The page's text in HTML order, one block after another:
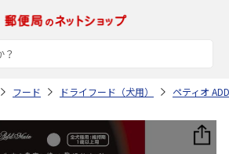
フード ドライフード（犬用） ペティオ